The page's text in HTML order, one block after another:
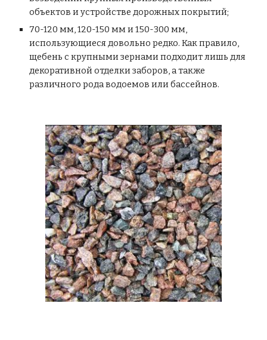
объектов и устройстве дорожных покрытий;
70-120 мм, 120-150 мм и 150-300 мм,
использующиеся довольно редко. Как правило,
щебень с крупными зернами подходит лишь для
декоративной отделки заборов, а также
различного рода водоемов или бассейнов.